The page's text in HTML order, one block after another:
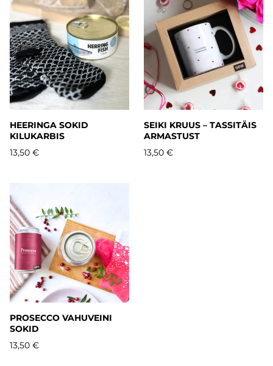
HEERINGA SOKID
KILUKARBIS
13,50 €
SEIKI KRUUS – TASSITÄIS
ARMASTUST
13,50 €
PROSECCO VAHUVEINI
SOKID
13,50 €